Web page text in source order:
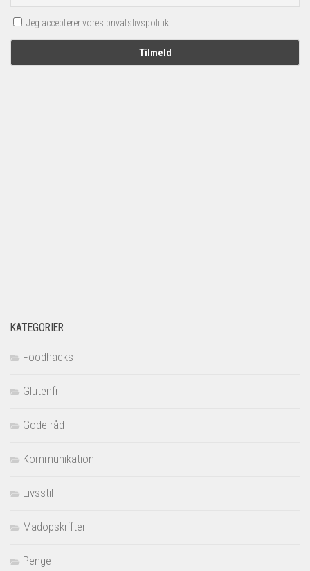
Jeg accepterer vores privatslivspolitik
KATEGORIER
Foodhacks
Glutenfri
Gode råd
Kommunikation
Livsstil
Madopskrifter
Penge